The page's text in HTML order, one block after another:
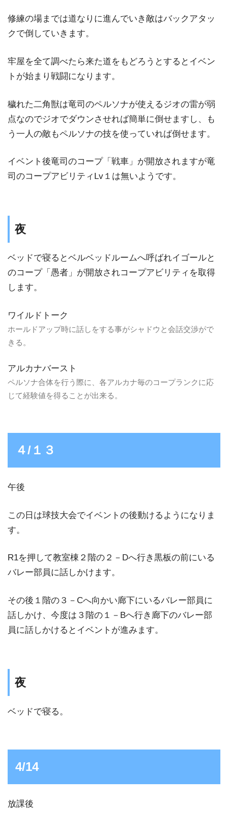
修練の場までは道なりに進んでいき敵はバックアタッ
クで倒していきます。
牢屋を全て調べたら来た道をもどろうとするとイベン
トが始まり戦闘になります。
穢れた二角獣は竜司のペルソナが使えるジオの雷が弱
点なのでジオでダウンさせれば簡単に倒せますし、も
う一人の敵もペルソナの技を使っていれば倒せます。
イベント後竜司のコープ「戦車」が開放されますが竜
司のコープアビリティLv１は無いようです。
夜
ベッドで寝るとベルベッドルームへ呼ばれイゴールと
のコープ「愚者」が開放されコープアビリティを取得
します。
ワイルドトーク
ホールドアップ時に話しをする事がシャドウと会話交渉がで
きる。
アルカナバースト
ペルソナ合体を行う際に、各アルカナ毎のコープランクに応
じて経験値を得ることが出来る。
４/１３
午後
この日は球技大会でイベントの後動けるようになりま
す。
R1を押して教室棟２階の２－Dへ行き黒板の前にいる
バレー部員に話しかけます。
その後１階の３－Cへ向かい廊下にいるバレー部員に
話しかけ、今度は３階の１－Bへ行き廊下のバレー部
員に話しかけるとイベントが進みます。
夜
ベッドで寝る。
4/14
放課後